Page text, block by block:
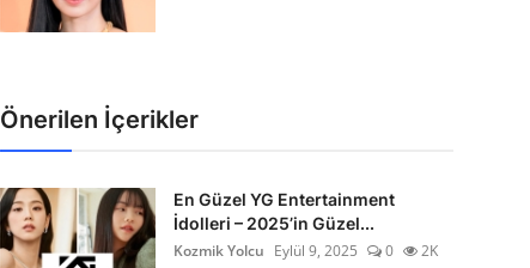
Önerilen İçerikler
En Güzel YG Entertainment
İdolleri – 2025’in Güzel...
Kozmik Yolcu Eylül 9, 2025 0 2K